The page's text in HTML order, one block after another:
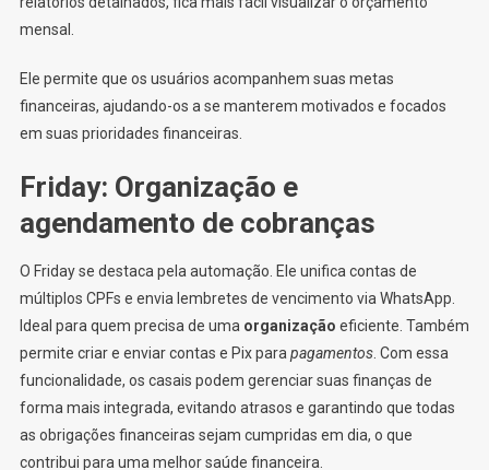
mensal.
Ele permite que os usuários acompanhem suas metas
financeiras, ajudando-os a se manterem motivados e focados
em suas prioridades financeiras.
Friday: Organização e
agendamento de cobranças
O Friday se destaca pela automação. Ele unifica contas de
múltiplos CPFs e envia lembretes de vencimento via WhatsApp.
Ideal para quem precisa de uma organização eficiente. Também
permite criar e enviar contas e Pix parapagamentos. Com essa
funcionalidade, os casais podem gerenciar suas finanças de
forma mais integrada, evitando atrasos e garantindo que todas
as obrigações financeiras sejam cumpridas em dia, o que
contribui para uma melhor saúde financeira.